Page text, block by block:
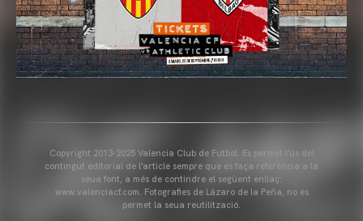
Copyright 2013-2025 Valencia Club de Futbol. Es permet l'ús del
contingut editorial de l'article sempre que es faça referència a la
seua font, a més de contindre el següent enllaç:
www.valenciacf.com. Fotografies de Lázaro de la Peña, no es
permet la seua reutilització.